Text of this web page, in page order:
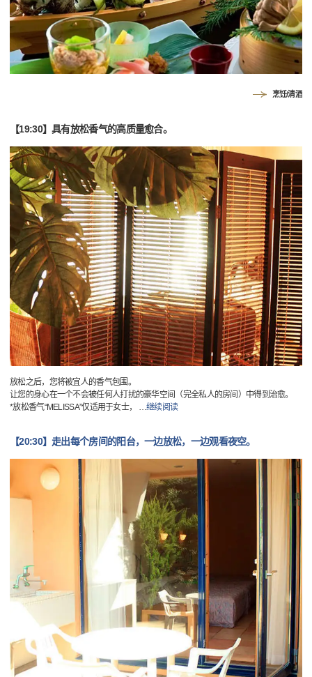
烹饪/清酒
【19:30】具有放松香气的高质量愈合。
放松之后，您将被宜人的香气包围。
让您的身心在一个不会被任何人打扰的豪华空间（完全私人的房间）中得到治愈。
*放松香气“MELISSA”仅适用于女士， …继续阅读
【20:30】走出每个房间的阳台，一边放松，一边观看夜空。